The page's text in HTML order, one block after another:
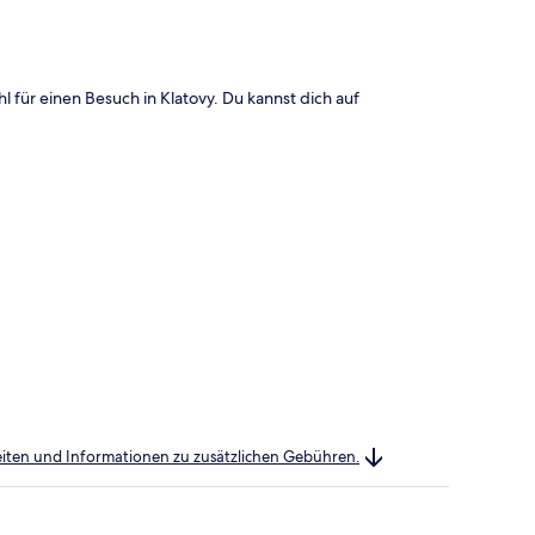
einen Besuch in Klatovy. Du kannst dich auf
und Informationen zu zusätzlichen Gebühren.